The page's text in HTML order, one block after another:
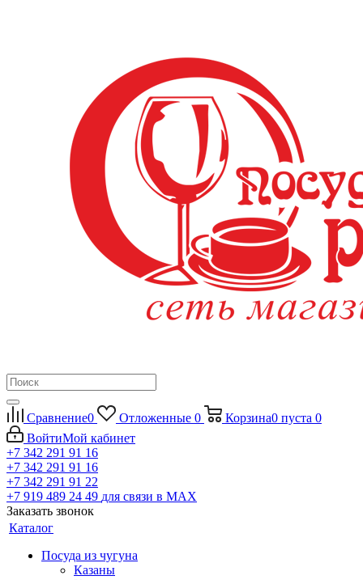
Сравнение0 Отложенные 0 Корзина0 пуста 0
ВойтиМой кабинет
+7 342 291 91 16
+7 342 291 91 16
+7 342 291 91 22
+7 919 489 24 49 для связи в МАХ
Заказать звонок
Каталог
Посуда из чугуна
Казаны